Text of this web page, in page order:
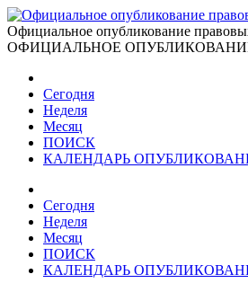
Официальное опубликование
ОФИЦИАЛЬНОЕ
Сегодня
Неделя
Месяц
ПОИСК
КАЛЕНДАРЬ
Сегодня
Неделя
Месяц
ПОИСК
КАЛЕНДАРЬ